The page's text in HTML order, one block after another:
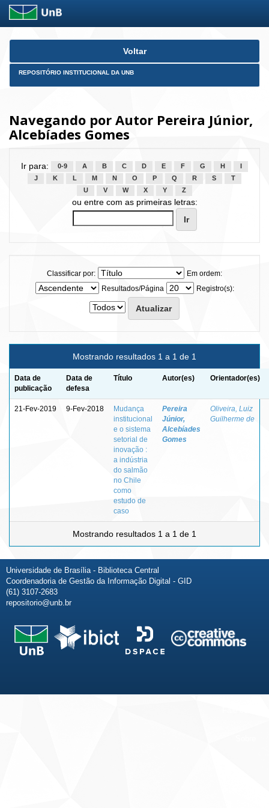
Skip
Voltar
REPOSITÓRIO INSTITUCIONAL DA UNB
Navegando por Autor Pereira Júnior,
Alcebíades Gomes
Ir para: 0-9 A B C D E F G H
J
K L M N O P Q R S
T
U
V W X Y Z
ou entre com as primeiras letras:
Classificar por:
Em ordem:
Resultados/Página
Registro(s):
Mostrando resultados 1 a 1 de 1
Data de
publicação
Data de
defesa
Título Autor(es) Orientador(es)
21-Fev-2019 9-Fev-2018
Mudança
institucional
e o sistema
setorial de
inovação :
a indústria
do salmão
no Chile
como
estudo de
caso
Pereira
Júnior,
Alcebíades
Gomes
Oliveira, Luiz
Guilherme de
Mostrando resultados 1 a 1 de 1
Universidade de Brasília - Biblioteca Central
Coordenadoria de Gestão da Informação Digital - GID
(61) 3107-2683
repositorio@unb.br